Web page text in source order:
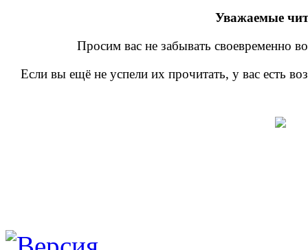
Уважаемые
Просим вас не забывать своевременно
Если вы ещё не успели их прочитать, у вас есть